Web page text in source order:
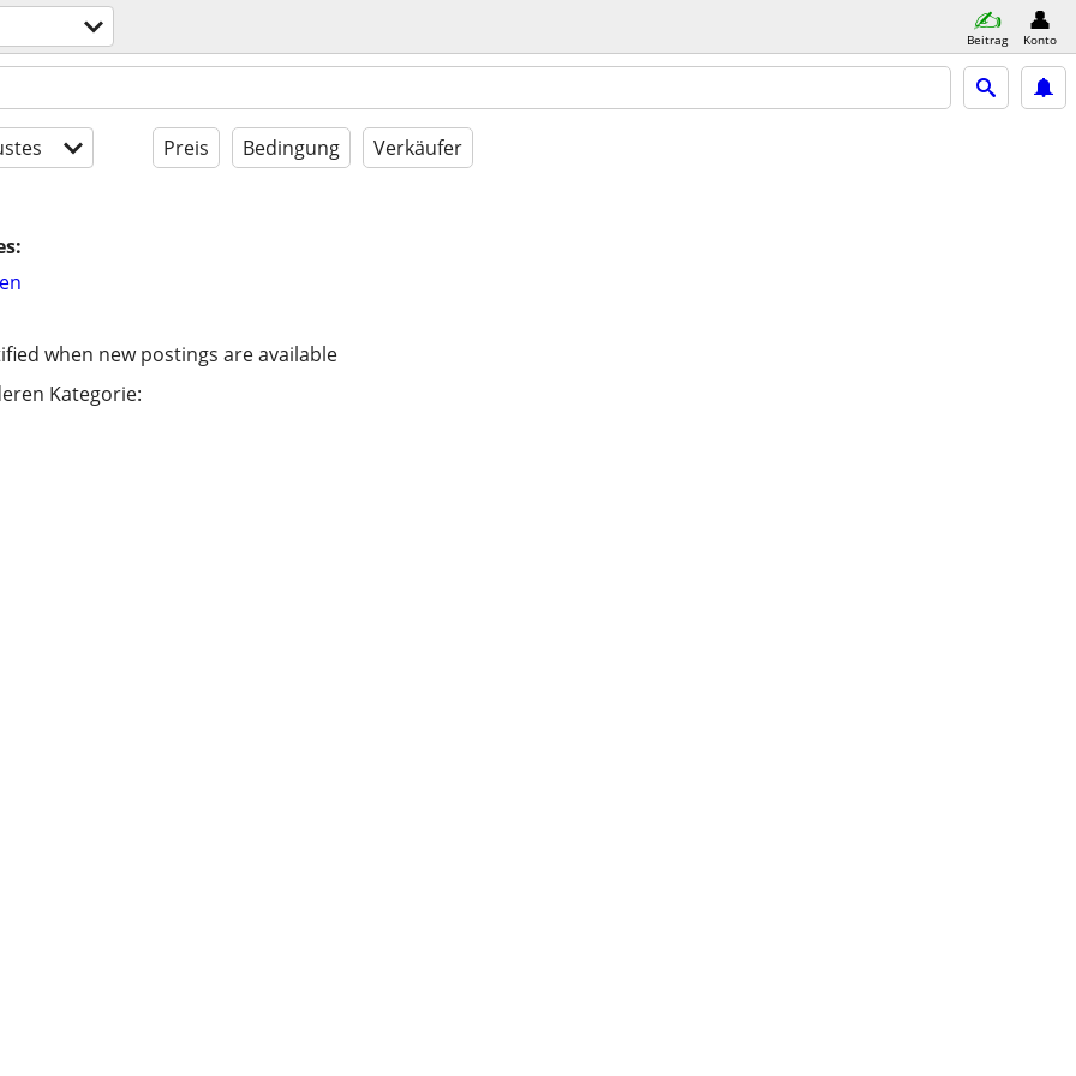
Beitrag Konto
Preis Bedingung Verkäufer
when new postings are available
Kategorie: